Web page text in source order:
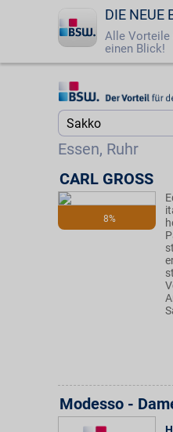
DIE NEUE
Alle Vorteile
einen Blick!
Startseite
☎ 0800 - 279 25 82
Essen, Ruhr
Startseite
8%
CARL GROSS
Modesso -